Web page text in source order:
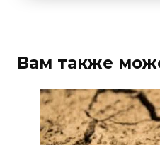
Вам также